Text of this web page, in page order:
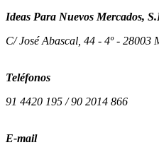
Ideas Para Nuevos Mercados,
C/ José Abascal, 44 - 4º - 28003
Teléfonos
91 4420 195 / 90 2014 866
E-mail